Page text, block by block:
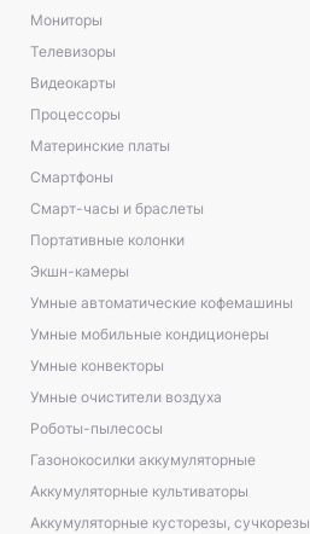
Мониторы
Телевизоры
Видеокарты
Процессоры
Материнские платы
Смартфоны
Смарт-часы и браслеты
Портативные колонки
Экшн-камеры
Умные автоматические кофемашины
Умные мобильные кондиционеры
Умные конвекторы
Умные очистители воздуха
Роботы-пылесосы
Газонокосилки аккумуляторные
Аккумуляторные культиваторы
Аккумуляторные кусторезы, сучкорезы